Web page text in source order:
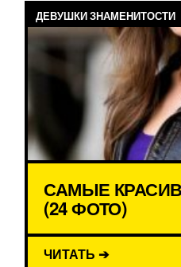
ДЕВУШКИ ЗНАМЕНИТОСТИ
САМЫЕ
(24 ФОТО)
ЧИТАТЬ ➔